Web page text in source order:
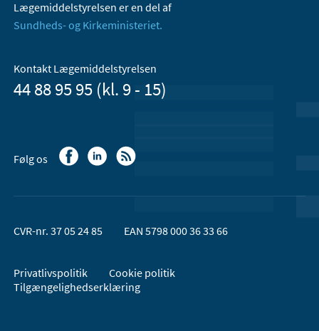
Lægemiddelstyrelsen er en del af
Sundheds- og Kirkeministeriet.
Kontakt Lægemiddelstyrelsen
44 88 95 95 (kl. 9 - 15)
Følg os
CVR-nr. 37 05 24 85 EAN 5798 000 36 33 66
Privatlivspolitik
Cookie politik
Tilgængelighedserklæring